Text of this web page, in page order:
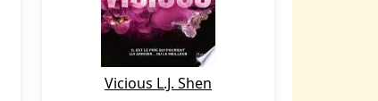
Vicious L.J. Shen